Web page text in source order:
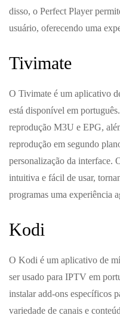
disso, o Perfect Player
usuário, oferecendo uma
Tivimate
O Tivimate é um aplicativo
está disponível em
reprodução M3U e EPG,
reprodução em segundo
personalização da interface.
intuitiva e fácil de usar,
programas uma experiência
Kodi
O Kodi é um aplicativo de
ser usado para IPTV em
instalar add-ons específicos
variedade de canais e